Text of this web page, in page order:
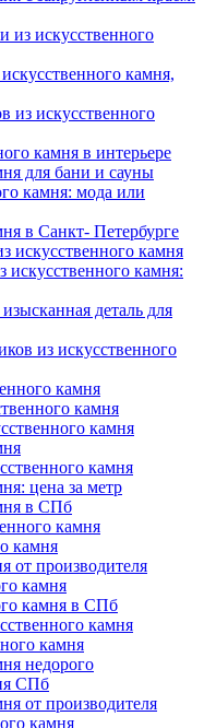
из искусственного
камня,
из искусственного
камня в интерьере
для бани и сауны
камня: мода или
в Санкт- Петербурге
искусственного камня
камня:
деталь для
из искусственного
камня
камня
камня
камня
цена за метр
в СПб
камня
камня
от производителя
камня
камня в СПб
камня
камня
недорого
СПб
от производителя
камня